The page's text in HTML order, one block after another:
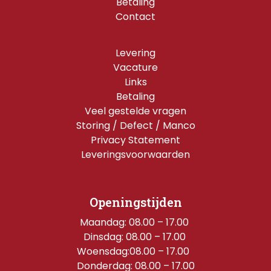
Contact
Levering
Vacature
Links
Betaling
Veel gestelde vragen
Storing / Defect / Manco
Privacy Statement
Leveringsvoorwaarden
Openingstijden
Maandag: 08.00 – 17.00
Dinsdag: 08.00 – 17.00
Woensdag:08.00 – 17.00
Donderdag: 08.00 – 17.00